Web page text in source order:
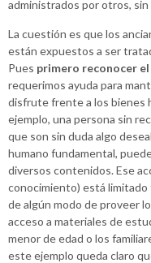
administrados por otros,
La cuestión es que los
están expuestos a ser
Pues primero reconocer
requerimos ayuda para
disfrute frente a los bienes
ejemplo, una persona sin
que son sin duda algo
humano fundamental,
diversos contenidos. Ese
conocimiento) está
de algún modo de proveer
acceso a materiales de
menor de edad o los
este ejemplo queda claro